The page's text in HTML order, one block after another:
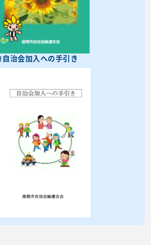
自治会加入への手引き